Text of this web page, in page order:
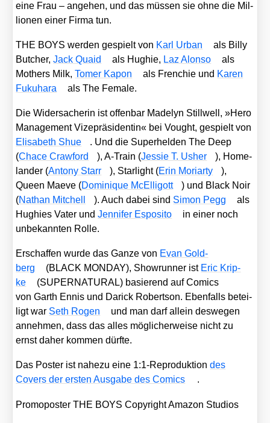
eine Frau – ange­hen, und das müs­sen sie ohne die Mil­
lio­nen einer Fir­ma tun.
THE BOYS wer­den gespielt von Karl Urban
als Bil­ly
But­cher,Jack Quaid als Hug­hie, Laz Alon­so
als
Mothers Milk,Tomer Kapon als Fren­chie und Karen
Fuku­h­a­ra
als The Fema­le.
Die Wider­sa­che­rin ist offen­bar Made­lyn Still­well, »Hero
Manage­ment Vize­prä­si­den­tin« bei Vought, gespielt von
Eli­sa­beth Shue
. Und die Super­hel­den The Deep
(Chace Craw­ford ), A‑Train (Jes­sie T. Usher
), Home­
lan­der (Ant­o­ny Starr ), Star­light (Erin Mori­ar­ty
),
Queen Mae­ve (Domi­ni­que McElli­gott
) und Black Noir
(Nathan Mit­chell ). Auch dabei sind Simon Pegg
als
Hug­hies Vater undJen­ni­fer Espo­si­to
in einer noch
unbe­kann­ten Rol­le.
Erschaf­fen wur­de das Gan­ze von Evan Gold­
berg
(BLACK MONDAY), Show­run­ner ist Eric Krip­
ke
(SUPERNATURAL) basie­rend auf Comics
von Garth Ennis und Darick Robert­son. Eben­falls betei­
ligt war Seth Rogen
und man darf allein des­we­gen
anneh­men, dass das alles mög­li­cher­wei­se nicht zu
ernst daher kom­men dürf­te.
Das Pos­ter ist nahe­zu eine 1:1‑Reproduktiondes
Covers der ers­ten Aus­ga­be des Comics
.
Pro­mo­pos­ter THE BOYS Copy­right Ama­zon Stu­di­os